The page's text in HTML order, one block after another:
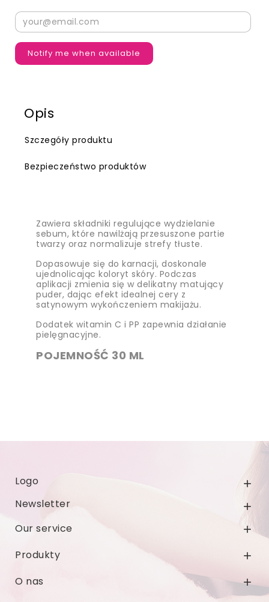
Notify me when available
Opis
Szczegóły produktu
Bezpieczeństwo produktów
Zawiera składniki regulujące wydzielanie
sebum, które nawilżają przesuszone partie
twarzy oraz normalizuje strefy tłuste.
Dopasowuje się do karnacji, doskonale
ujednolicając koloryt skóry. Podczas
aplikacji zmienia się w delikatny matujący
puder, dając efekt idealnej cery z
satynowym wykończeniem makijażu.
Dodatek witamin C i PP zapewnia działanie
pielęgnacyjne.
POJEMNOŚĆ 30 ML
Logo 
Newsletter 
Our service 
Produkty 
O nas 